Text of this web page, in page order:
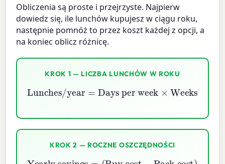
Obliczenia są proste i przejrzyste. Najpierw
dowiedz się, ile lunchów kupujesz w ciągu roku,
następnie pomnóż to przez koszt każdej z opcji, a
na koniec oblicz różnicę.
KROK 1 — LICZBA LUNCHÓW W ROKU
Lunches/year Days per week ×
Weeks per year
KROK 2 — ROCZNE OSZCZĘDNOŚCI
Yearly savings=(Buy cost−
Pack cost) ×Lunches/year